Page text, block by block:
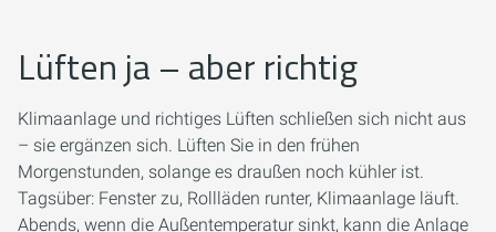
Lüften ja – aber richtig
Klimaanlage und richtiges Lüften schließen sich nicht aus
– sie ergänzen sich. Lüften Sie in den frühen
Morgenstunden, solange es draußen noch kühler ist.
Tagsüber: Fenster zu, Rollläden runter, Klimaanlage läuft.
Abends, wenn die Außentemperatur sinkt, kann die Anlage